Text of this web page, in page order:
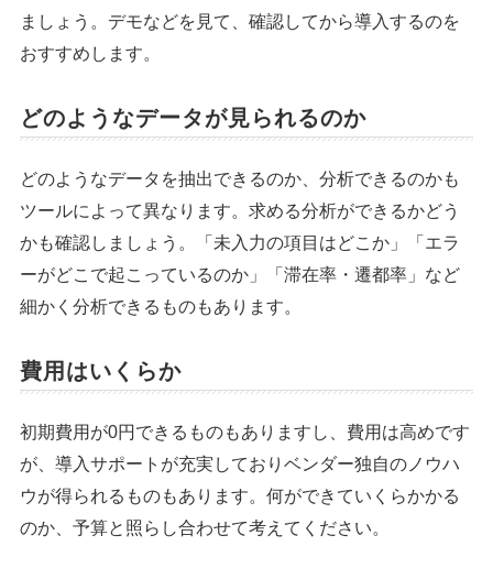
ましょう。デモなどを見て、確認してから導入するのを
おすすめします。
どのようなデータが見られるのか
どのようなデータを抽出できるのか、分析できるのかも
ツールによって異なります。求める分析ができるかどう
かも確認しましょう。「未入力の項目はどこか」「エラ
ーがどこで起こっているのか」「滞在率・遷都率」など
細かく分析できるものもあります。
費用はいくらか
初期費用が0円できるものもありますし、費用は高めです
が、導入サポートが充実しておりベンダー独自のノウハ
ウが得られるものもあります。何ができていくらかかる
のか、予算と照らし合わせて考えてください。